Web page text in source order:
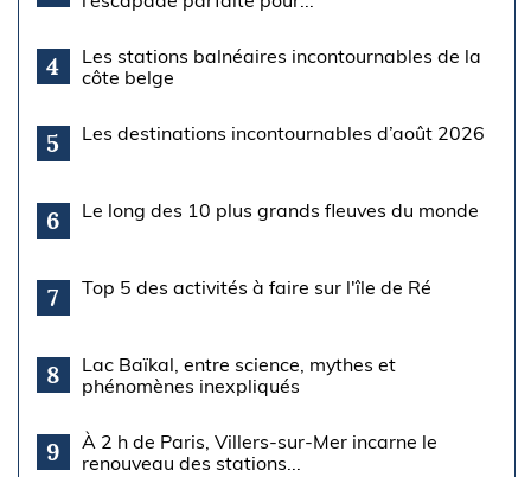
4
Les stations balnéaires incontournables de la
côte belge
5 Les destinations incontournables d’août 2026
6 Le long des 10 plus grands fleuves du monde
7 Top 5 des activités à faire sur l'île de Ré
8
Lac Baïkal, entre science, mythes et
phénomènes inexpliqués
9
À 2 h de Paris, Villers-sur-Mer incarne le
renouveau des stations...